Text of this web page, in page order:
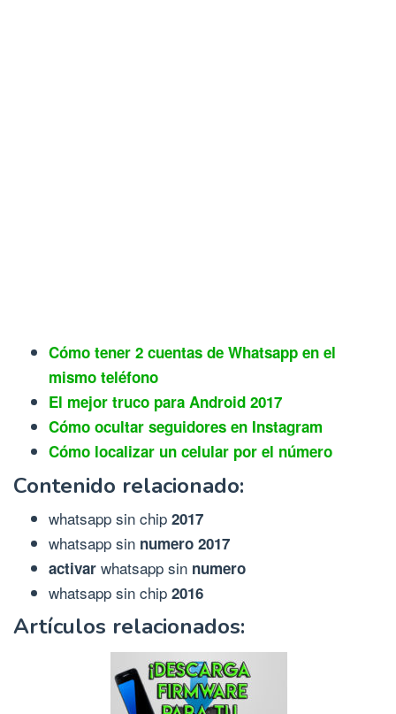
Cómo tener 2 cuentas de Whatsapp en el
mismo teléfono
El mejor truco para Android 2017
Cómo ocultar seguidores en Instagram
Cómo localizar un celular por el número
Contenido relacionado:
whatsapp sin chip 2017
whatsapp sin numero 2017
activar whatsapp sin numero
whatsapp sin chip 2016
Artículos relacionados: